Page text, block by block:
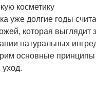
косметику
уже долгие годы
которая
натуральных
основные принципы